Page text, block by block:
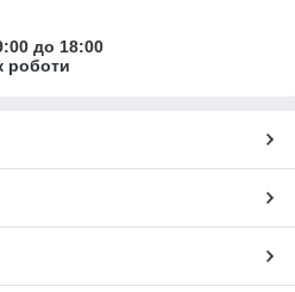
до 18:00
роботи